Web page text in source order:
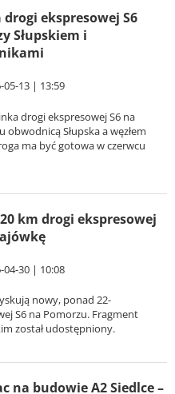
ekspresowej S6
Słupskiem i
05-13 | 13:59
drogi ekspresowej S6 na
Słupska a węzłem
ma być gotowa w czerwcu
km drogi ekspresowej
04-30 | 10:08
nowy, ponad 22-
S6 na Pomorzu. Fragment
został udostępniony.
na budowie A2 Siedlce –